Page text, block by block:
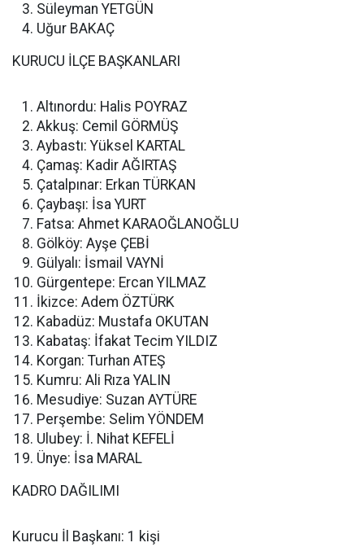
Süleyman YETGÜN
Uğur BAKAÇ
KURUCU İLÇE BAŞKANLARI
Altınordu: Halis POYRAZ
Akkuş: Cemil GÖRMÜŞ
Aybastı: Yüksel KARTAL
Çamaş: Kadir AĞIRTAŞ
Çatalpınar: Erkan TÜRKAN
Çaybaşı: İsa YURT
Fatsa: Ahmet KARAOĞLANOĞLU
Gölköy: Ayşe ÇEBİ
Gülyalı: İsmail VAYNİ
Gürgentepe: Ercan YILMAZ
İkizce: Adem ÖZTÜRK
Kabadüz: Mustafa OKUTAN
Kabataş: İfakat Tecim YILDIZ
Korgan: Turhan ATEŞ
Kumru: Ali Rıza YALIN
Mesudiye: Suzan AYTÜRE
Perşembe: Selim YÖNDEM
Ulubey: İ. Nihat KEFELİ
Ünye: İsa MARAL
KADRO DAĞILIMI
Kurucu İl Başkanı: 1 kişi